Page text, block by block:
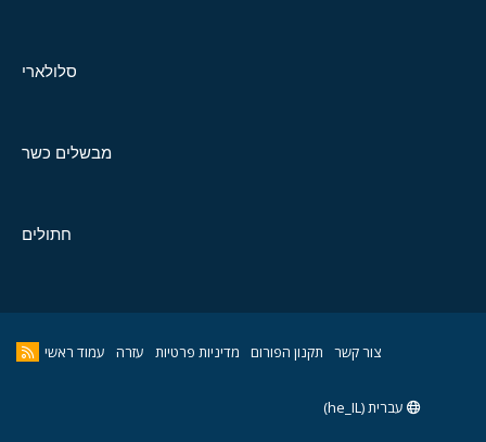
סלולארי
מבשלים כשר
חתולים
צור קשר תקנון הפורום מדיניות פרטיות עזרה עמוד ראשי
עברית (he_IL)